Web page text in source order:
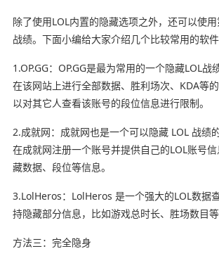
除了使用LOL内置的隐藏选项之外，还可以使
战绩。下面小编给大家介绍几个比较常用的软件
1.OP.GG：OP.GG是最为常用的一个隐藏LOL战
在该网站上进行全部数据、胜利场次、KDA等
以对其它人查看该账号的段位信息进行限制。
2.成就网：成就网也是一个可以隐藏 LOL 战绩
在成就网注册一个账号并提供自己的LOL账号
藏数据、段位等信息。
3.LolHeros：LolHeros 是一个强大的LOL数据
持隐藏部分信息，比如游戏总时长、胜场数目等
方法三：完全隐身